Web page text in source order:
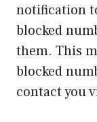
notification
blocked
them. This
blocked
contact you